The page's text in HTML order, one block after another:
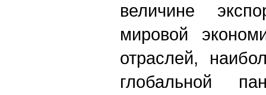
величине
мировой
отраслей,
глобальной